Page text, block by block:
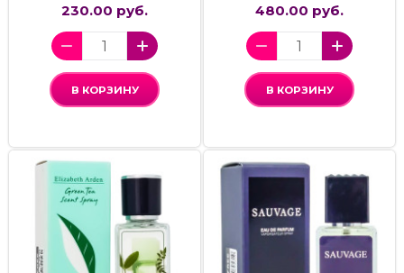
230.00 руб.
В КОРЗИНУ
480.00 руб.
В КОРЗИНУ